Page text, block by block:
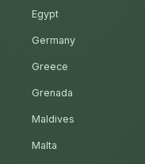
Egypt
Germany
Greece
Grenada
Maldives
Malta